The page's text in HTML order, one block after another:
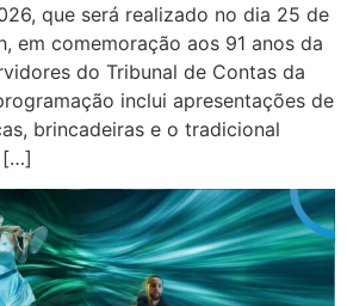
que será realizado no dia 25 de
em comemoração aos 91 anos da
do Tribunal de Contas da
inclui apresentações de
brincadeiras e o tradicional
[…]